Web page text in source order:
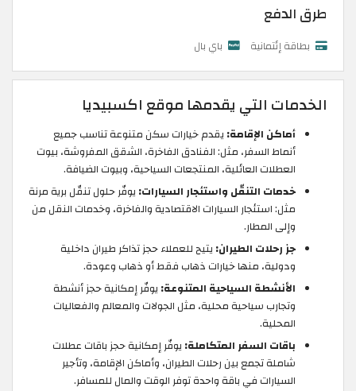
طرق الدفع
بطاقة إئتمانية باي بال
الخدمات التي يقدمها موقع اكسبيديا
أماكن الإقامة: يقدم خيارات سكن متنوعة تناسب جميع
أنماط السفر، مثل: الفنادق الفاخرة، الشقق المفروشة، بيوت
العطلات العائلية، المنتجعات السياحية، وبيوت الضيافة.
خدمات التنقّل واستئجار السيارات: يوفّر حلول تنقّل برية مرنة
مثل: استئجار السيارات الاقتصادية والفاخرة، وخدمات النقل من
وإلى المطار.
جز رحلات الطيران: يتيح للعملاء حجز تذاكر طيران داخلية
ودولية، منها خيارات ذهاب فقط أو ذهاب وعودة.
الأنشطة السياحية المتنوعة: يوفّر إمكانية حجز أنشطة
وتجارب سياحية محلية، مثل الجولات والمعالم والفعاليات
المحلية.
باقات السفر المتكاملة: يوفّر إمكانية حجز باقات عطلات
شاملة تجمع بين رحلات الطيران، وأماكن الإقامة، وتأجير
السيارات في باقة واحدة توفر الوقت والمال للمسافر.